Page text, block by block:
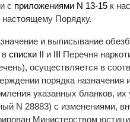
с приложениями N 13-15 к
настоящему Порядку.
и выписывание
в списки II и III Перечня
осуществляется в
порядка
указанных бланков, их
N 28883) с изменениями,
Министерством